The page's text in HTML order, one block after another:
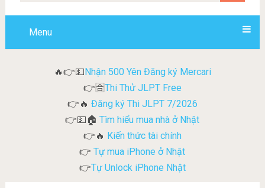
Menu
🔥👉💵Nhận 500 Yên Đăng ký Mercari
👉🈴Thi Thử JLPT Free
👉🔥 Đăng ký Thi JLPT 7/2026
👉💵🏠Tìm hiểu mua nhà ở Nhật
👉🔥 Kiến thức tài chính
👉 Tự mua iPhone ở Nhật
👉Tự Unlock iPhone Nhật